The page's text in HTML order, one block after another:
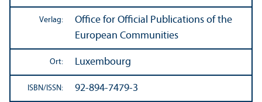
Verlag:
Office for Official Publications of the
European Communities
Ort: Luxembourg
ISBN/ ISSN: 92-894-7479-3